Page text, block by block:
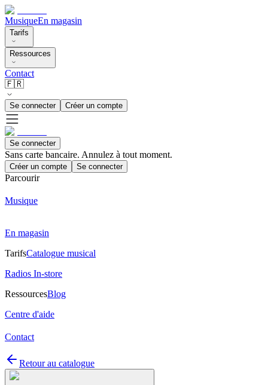
MusiqueEn magasin
Tarifs
Ressources
Contact
🇫🇷
Se connecter Créer un compte
Se connecter
Sans carte bancaire. Annulez à tout moment.
Créer un compte Se connecter
Parcourir
Musique
En magasin
TarifsCatalogue musical
Radios In-store
RessourcesBlog
Centre d'aide
Contact
Retour au catalogue